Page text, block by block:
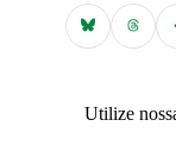
Utilize